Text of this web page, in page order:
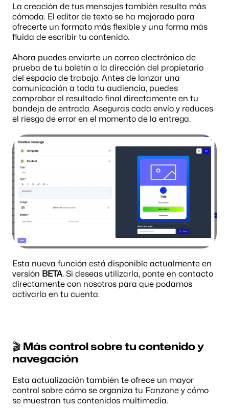
La creación de tus mensajes también resulta más
cómoda. El editor de texto se ha mejorado para
ofrecerte un formato más flexible y una forma más
fluida de escribir tu contenido.
Ahora puedes enviarte un correo electrónico de
prueba de tu boletín a la dirección del propietario
del espacio de trabajo. Antes de lanzar una
comunicación a toda tu audiencia, puedes
comprobar el resultado final directamente en tu
bandeja de entrada. Aseguras cada envío y reduces
el riesgo de error en el momento de la entrega.
Esta nueva función está disponible actualmente en
versión BETA. Si deseas utilizarla, ponte en contacto
directamente con nosotros para que podamos
activarla en tu cuenta.
🎬 Más control sobre tu contenido y
navegación
Esta actualización también te ofrece un mayor
control sobre cómo se organiza tu Fanzone y cómo
se muestran tus contenidos multimedia.